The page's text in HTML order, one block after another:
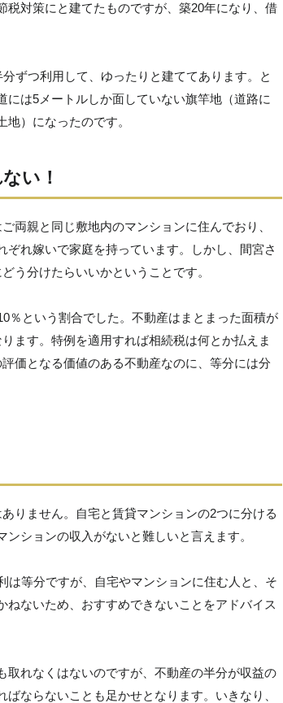
対策にと建てたものですが、築20年になり、借
ずつ利用して、ゆったりと建ててあります。と
は5メートルしか面していない旗竿地（道路に
）になったのです。
い！
両親と同じ敷地内のマンションに住んでおり、
れ嫁いで家庭を持っています。しかし、間宮さ
う分けたらいいかということです。
％という割合でした。不動産はまとまった面積が
ます。特例を適用すれば相続税は何とか払えま
価となる価値のある不動産なのに、等分には分
りません。自宅と賃貸マンションの2つに分ける
ションの収入がないと難しいと言えます。
は等分ですが、自宅やマンションに住む人と、そ
ないため、おすすめできないことをアドバイス
れなくはないのですが、不動産の半分が収益の
ならないことも足かせとなります。いきなり、